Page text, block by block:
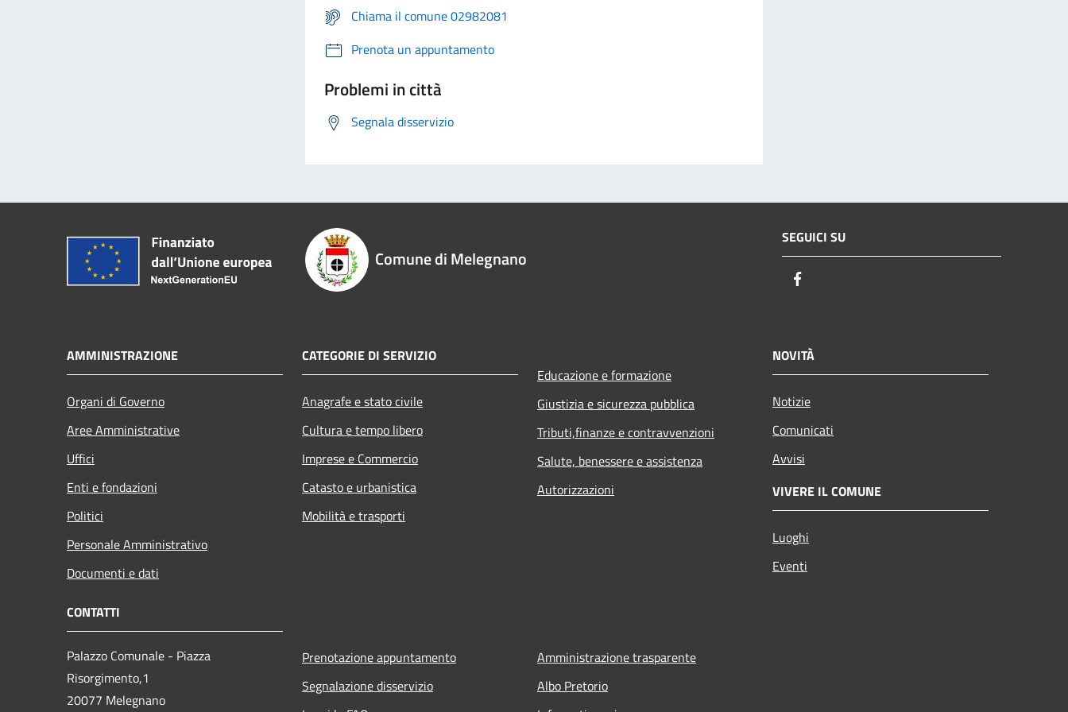
Chiama il comune 02982081
Prenota un appuntamento
Problemi in città
Segnala disservizio
Comune di Melegnano
SEGUICI SU
AMMINISTRAZIONE
Organi di Governo
Aree Amministrative
Uffici
Enti e fondazioni
Politici
Personale Amministrativo
Documenti e dati
CATEGORIE DI SERVIZIO
Anagrafe e stato civile
Cultura e tempo libero
Imprese e Commercio
Catasto e urbanistica
Mobilità e trasporti
Educazione e formazione
Giustizia e sicurezza pubblica
Tributi,finanze e contravvenzioni
Salute, benessere e assistenza
Autorizzazioni
NOVITÀ
Notizie
Comunicati
Avvisi
VIVERE IL COMUNE
Luoghi
Eventi
CONTATTI
Palazzo Comunale - Piazza
Risorgimento,1
20077 Melegnano
Prenotazione appuntamento
Segnalazione disservizio
Amministrazione trasparente
Albo Pretorio